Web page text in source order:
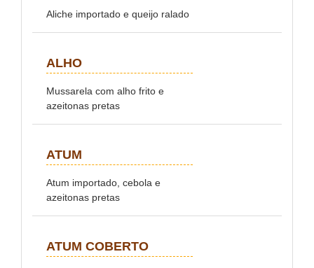
Aliche importado e queijo ralado
ALHO
Mussarela com alho frito e
azeitonas pretas
ATUM
Atum importado, cebola e
azeitonas pretas
ATUM COBERTO